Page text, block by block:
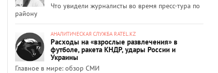
Что увидели журналисты во время пресс-тура по
району
АНАЛИТИЧЕСКАЯ СЛУЖБА RATEL.KZ
Расходы на «взрослые развлечения» в
футболе, ракета КНДР, удары России и
Украины
Главное в мире: обзор СМИ